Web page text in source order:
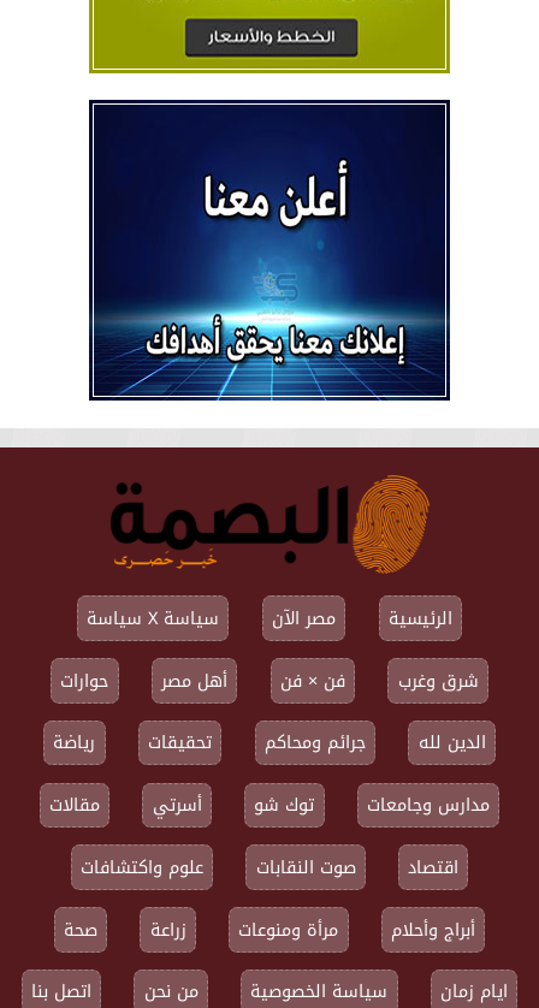
الرئيسية مصر الآن
سياسة X سياسة
شرق وغرب
فن × فن أهل مصر
حوارات
الدين لله
جرائم ومحاكم تحقيقات
رياضة
مدارس وجامعات
توك شو أسرتي
مقالات
اقتصاد
صوت النقابات
علوم واكتشافات
أبراج وأحلام
مرأة ومنوعات زراعة
صحة
ايام زمان
سياسة الخصوصية من نحن اتصل بنا